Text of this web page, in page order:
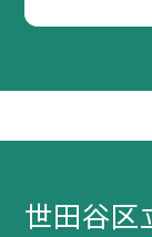
世田谷区